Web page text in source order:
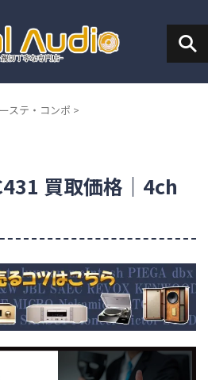
ステ・コンポ >
買取価格｜4ch